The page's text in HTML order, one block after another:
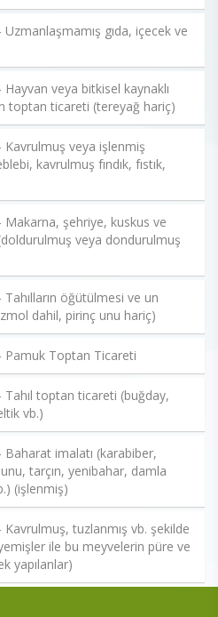
Uzmanlaşmamış gıda, içecek ve
Hayvan veya bitkisel kaynaklı
toptan ticareti (tereyağ hariç)
Kavrulmuş veya işlenmiş
kavrulmuş fındık, fıstık,
Makarna, şehriye, kuskus ve
veya dondurulmuş
Tahılların öğütülmesi ve un
dahil, pirinç unu hariç)
Pamuk Toptan Ticareti
Tahıl toptan ticareti (buğday,
vb.)
Baharat imalatı (karabiber,
tarçın, yenibahar, damla
(işlenmiş)
Kavrulmuş, tuzlanmış vb. şekilde
ile bu meyvelerin püre ve
yapılanlar)